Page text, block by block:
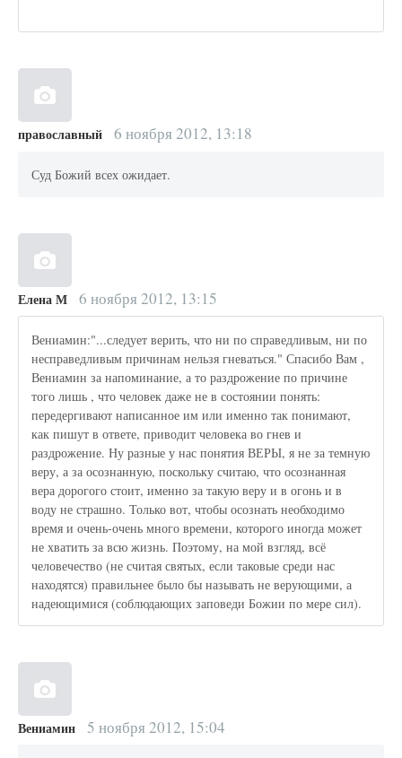
православный 6 ноября 2012, 13:18
Суд Божий всех ожидает.
Елена М 6 ноября 2012, 13:15
Вениамин:"...следует верить, что ни по справедливым, ни по
несправедливым причинам нельзя гневаться." Спасибо Вам ,
Вениамин за напоминание, а то раздрожение по причине
того лишь , что человек даже не в состоянии понять:
передергивают написанное им или именно так понимают,
как пишут в ответе, приводит человека во гнев и
раздрожение. Ну разные у нас понятия ВЕРЫ, я не за темную
веру, а за осознанную, поскольку считаю, что осознанная
вера дорогого стоит, именно за такую веру и в огонь и в
воду не страшно. Только вот, чтобы осознать необходимо
время и очень-очень много времени, которого иногда может
не хватить за всю жизнь. Поэтому, на мой взгляд, всё
человечество (не считая святых, если таковые среди нас
находятся) правильнее было бы называть не верующими, а
надеющимися (соблюдающих заповеди Божии по мере сил).
Вениамин 5 ноября 2012, 15:04